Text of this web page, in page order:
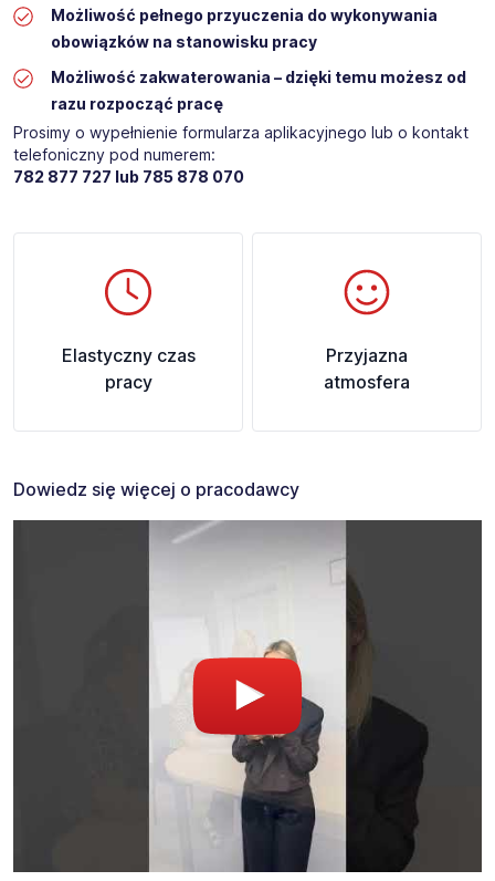
Możliwość pełnego przyuczenia do wykonywania
obowiązków na stanowisku pracy
Możliwość zakwaterowania – dzięki temu możesz od
razu rozpocząć pracę
Prosimy o wypełnienie formularza aplikacyjnego lub o kontakt
telefoniczny pod numerem:
782 877 727 lub 785 878 070​​
Elastyczny czas
pracy
Przyjazna
atmosfera
Dowiedz się więcej o pracodawcy